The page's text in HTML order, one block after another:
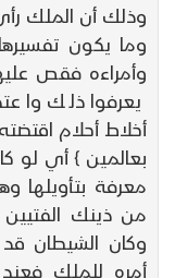
وذلك أن الملك
وما يكون
وأمراءه فقص
يعرفوا ذلك
أخلاط أحلام
بعالمين } أي لو
معرفة بتأويلها
من ذينك
وكان الشيطان
أمره للملك